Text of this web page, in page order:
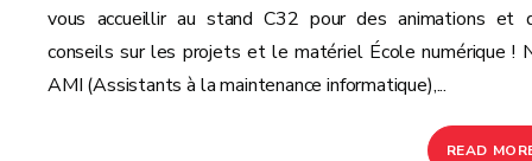
vous accueillir au stand C32 pour des animations et
conseils sur les projets et le matériel École numérique !
AMI (Assistants à la maintenance informatique),...
READ